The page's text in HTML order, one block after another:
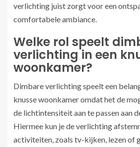
verlichting juist zorgt voor een
comfortabele ambiance.
Welke rol speelt
verlichting in een
woonkamer?
Dimbare verlichting speelt een
knusse woonkamer omdat het de
de lichtintensiteit aan te passen aan
Hiermee kun je de verlichting
activiteiten, zoals tv-kijken, lezen of